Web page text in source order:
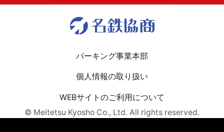
パーキング事業本部
個人情報の取り扱い
WEBサイトのご利用について
© Meitetsu Kyosho Co., Ltd. All rights reserved.